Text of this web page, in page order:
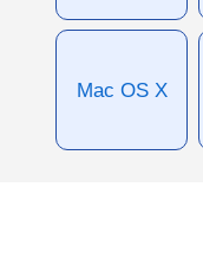
Mac OS X